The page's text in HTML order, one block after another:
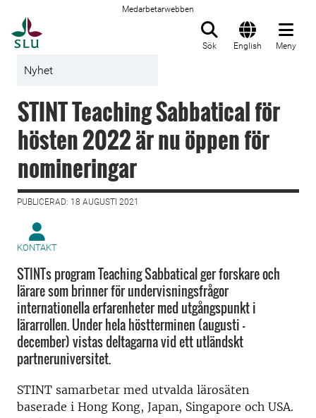
Medarbetarwebben
Sök English Meny
Nyhet
STINT Teaching Sabbatical för
hösten 2022 är nu öppen för
nomineringar
PUBLICERAD: 18 AUGUSTI 2021
KONTAKT
STINTs program Teaching Sabbatical ger forskare och
lärare som brinner för undervisningsfrågor
internationella erfarenheter med utgångspunkt i
lärarrollen. Under hela höstterminen (augusti –
december) vistas deltagarna vid ett utländskt
partneruniversitet.
STINT samarbetar med utvalda lärosäten
baserade i Hong Kong, Japan, Singapore och USA.